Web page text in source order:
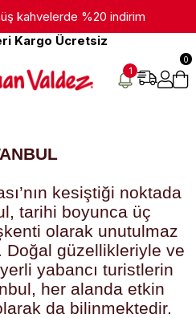
kahvelerde %20 indirim
Kargo Ücretsiz
1
0
kesiştiği noktada
tarihi boyunca üç
olarak unutulmaz
Doğal güzellikleriyle ve
yabancı turistlerin
her alanda etkin
da bilinmektedir.